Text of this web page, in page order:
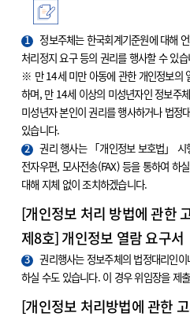
1
정보주체는 한국회계기준원에 대해
처리정지 요구 등의 권리를 행사할 수 있습
※ 만 14세 미만 아동에 관한 개인정보의
하며, 만 14세 이상의 미성년자인 정보주
미성년자 본인이 권리를 행사하거나 법정
있습니다.
2
권리 행사는 「개인정보 보호법」
전자우편, 모사전송(FAX) 등을 통하여 하
대해 지체 없이 조치하겠습니다.
[개인정보 처리 방법에 관한
제8호] 개인정보 열람 요구서
3
권리행사는 정보주체의 법정대리인
하실 수도 있습니다. 이 경우 위임장을 제
[개인정보 처리방법에 관한